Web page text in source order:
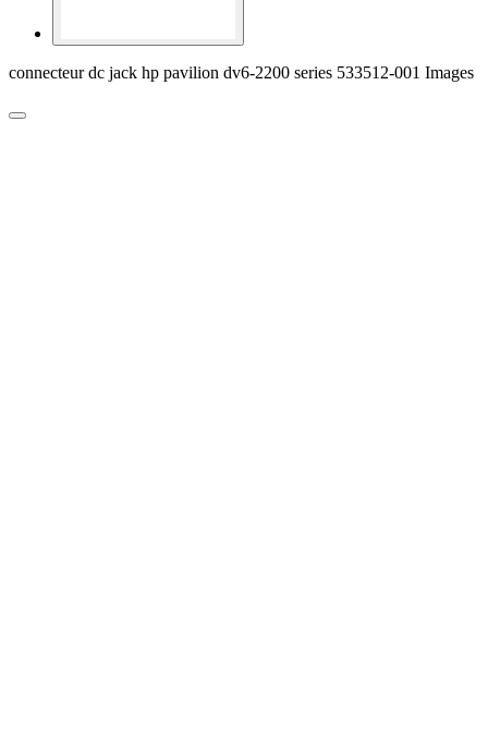
connecteur dc jack hp pavilion dv6-2200 series 533512-001 Images